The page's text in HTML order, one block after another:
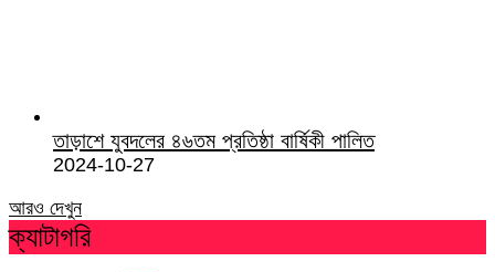
তাড়াশে যুবদলের ৪৬তম প্রতিষ্ঠা বার্ষিকী পালিত
2024-10-27
আরও দেখুন
ক্যাটাগরি